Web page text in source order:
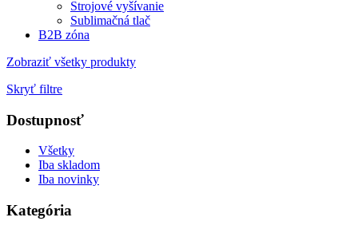
Strojové vyšívanie
Sublimačná tlač
B2B zóna
Zobraziť všetky produkty
Skryť filtre
Dostupnosť
Všetky
Iba skladom
Iba novinky
Kategória